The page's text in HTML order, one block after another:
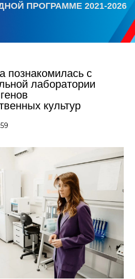
ПРОГРАММЕ 2021-2026
познакомилась с
лаборатории
культур